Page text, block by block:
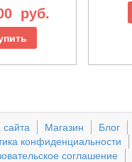
руб.
сайта Магазин
Блог
конфиденциальности
соглашение